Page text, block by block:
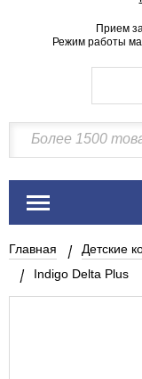
Прием
Режим работы
Главная Детские
Indigo Delta Plus